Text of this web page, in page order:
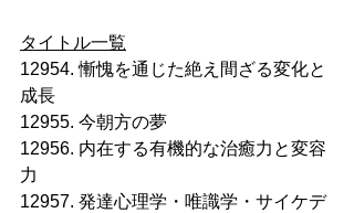
タイトル一覧
12954. 慚愧を通じた絶え間ざる変化と
成長
12955. 今朝方の夢
12956. 内在する有機的な治癒力と変容
力
12957. 発達心理学・唯識学・サイケデ